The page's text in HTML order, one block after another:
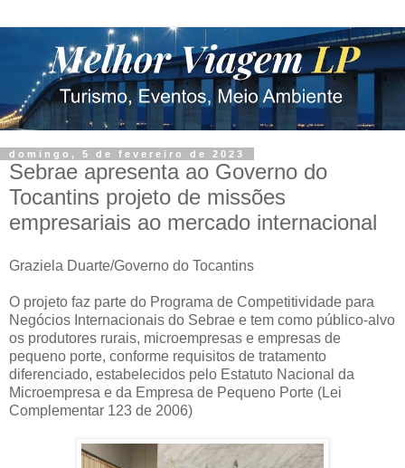
domingo, 5 de fevereiro de 2023
Sebrae apresenta ao Governo do
Tocantins projeto de missões
empresariais ao mercado internacional
Graziela Duarte/Governo do Tocantins
O projeto faz parte do Programa de Competitividade para
Negócios Internacionais do Sebrae e tem como público-alvo
os produtores rurais, microempresas e empresas de
pequeno porte, conforme requisitos de tratamento
diferenciado, estabelecidos pelo Estatuto Nacional da
Microempresa e da Empresa de Pequeno Porte (Lei
Complementar 123 de 2006)